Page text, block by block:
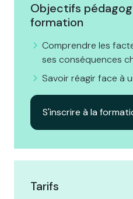
Objectifs
formation
Comprendre les
ses conséquences
Savoir réagir face à
S'inscrire à la
Tarifs